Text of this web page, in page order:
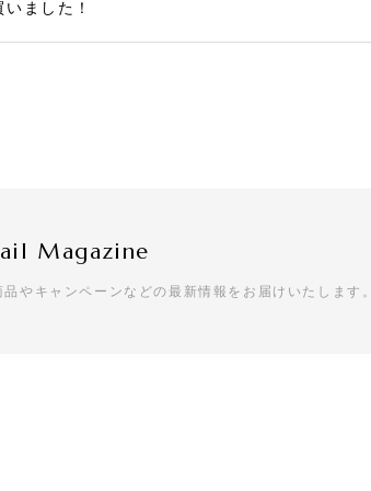
ました！
お年賀ぽち袋30セット
2025/12/05
Magazine
品やキャンペーンなどの最新情報をお届けいたします。